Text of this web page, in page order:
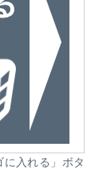
入れる」ボタ